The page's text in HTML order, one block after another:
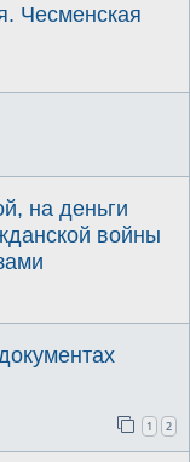
Чесменская
на деньги
войны
1 2